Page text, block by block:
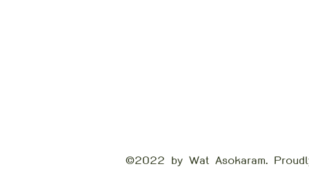
©2022 by Wat Asokaram.